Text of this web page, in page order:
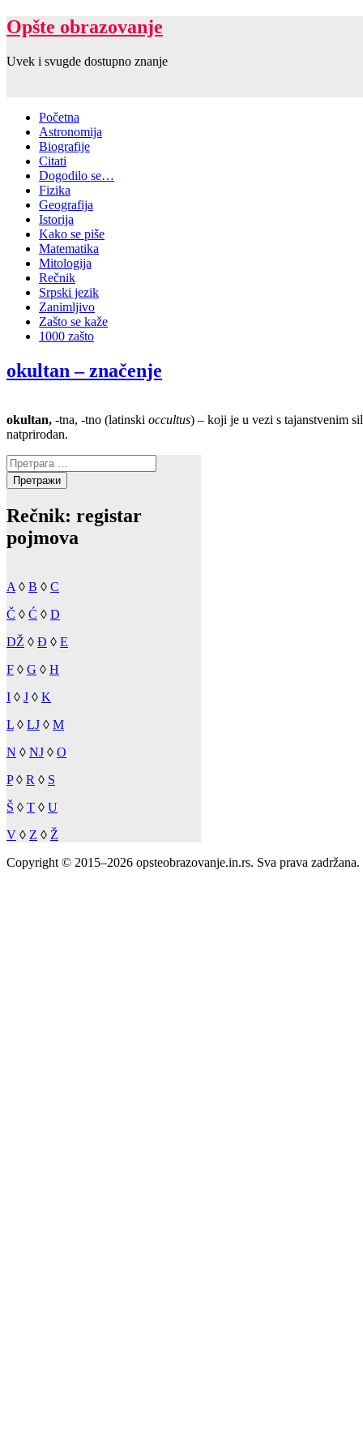
Opšte obrazovanje
Uvek i svugde dostupno znanje
Početna
Astronomija
Biografije
Citati
Dogodilo se…
Fizika
Geografija
Istorija
Kako se piše
Matematika
Mitologija
Rečnik
Srpski jezik
Zanimljivo
Zašto se kaže
1000 zašto
okultan – značenje
okultan, -tna, -tno (latinski occultus) – koji je u vezi s tajanstvenim
natprirodan.
Претрага
за:
Rečnik: registar
pojmova
A ◊ B ◊ C
Č ◊ Ć ◊ D
DŽ ◊ Đ ◊ E
F ◊ G ◊ H
I ◊ J ◊ K
L ◊ LJ ◊ M
N ◊ NJ ◊ O
P◊ R ◊ S
Š ◊ T ◊ U
V ◊ Z ◊ Ž
Copyright © 2015–2026 opsteobrazovanje.in.rs. Sva prava